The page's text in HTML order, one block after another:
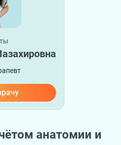
анатомии и